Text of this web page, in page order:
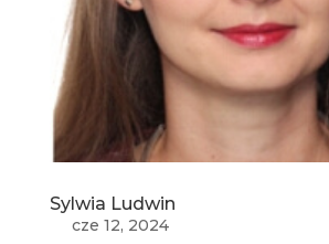
Sylwia Ludwin
cze 12, 2024